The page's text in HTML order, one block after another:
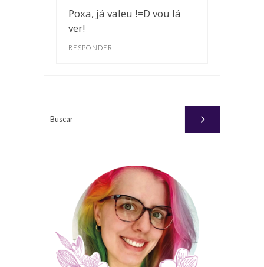
Poxa, já valeu !=D vou lá
ver!
RESPONDER